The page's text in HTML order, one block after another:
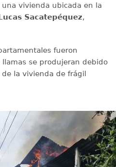
vivienda ubicada en la
Sacatepéquez,
fueron
se produjeran debido
la vivienda de frágil